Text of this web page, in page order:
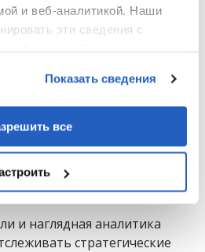
и веб-аналитикой. Наши
эти сведения с
Показать сведения
все
проверки
помогают
и заранее
принимать
даже в сложной и
показателей и контроль
и наглядная аналитика
стратегические